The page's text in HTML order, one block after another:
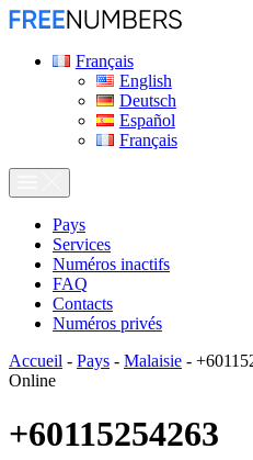
Français
English
Deutsch
Español
Français
Pays
Services
Numéros inactifs
FAQ
Contacts
Numéros privés
Accueil - Pays - Malaisie -
Online
+60115254263